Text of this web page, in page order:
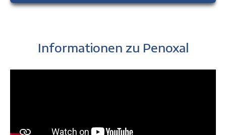
Informationen zu Penoxal